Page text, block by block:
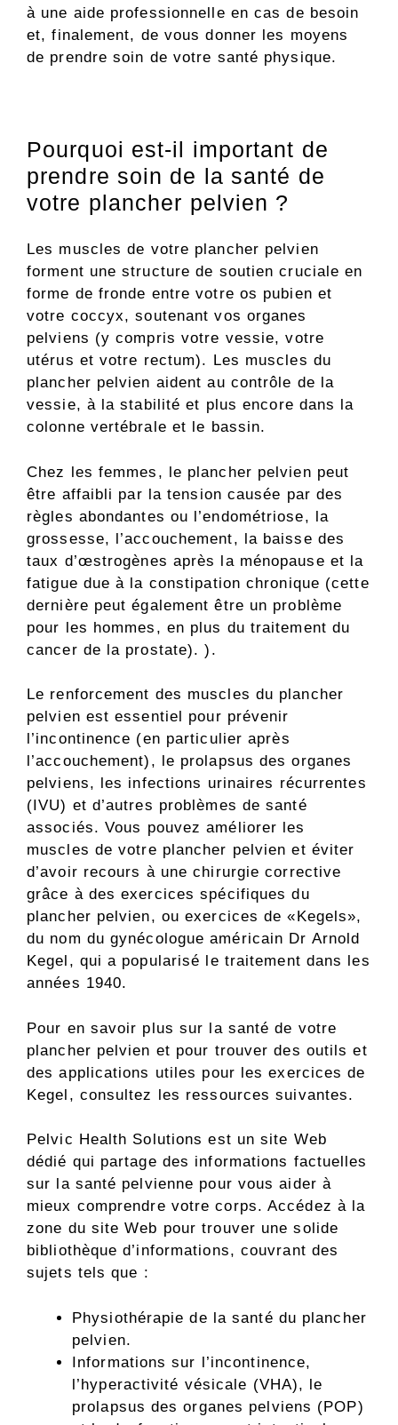
à une aide professionnelle en cas de besoin
et, finalement, de vous donner les moyens
de prendre soin de votre santé physique.
Pourquoi est-il important de
prendre soin de la santé de
votre plancher pelvien ?
Les muscles de votre plancher pelvien
forment une structure de soutien cruciale en
forme de fronde entre votre os pubien et
votre coccyx, soutenant vos organes
pelviens (y compris votre vessie, votre
utérus et votre rectum). Les muscles du
plancher pelvien aident au contrôle de la
vessie, à la stabilité et plus encore dans la
colonne vertébrale et le bassin.
Chez les femmes, le plancher pelvien peut
être affaibli par la tension causée par des
règles abondantes ou l’endométriose, la
grossesse, l’accouchement, la baisse des
taux d’œstrogènes après la ménopause et la
fatigue due à la constipation chronique (cette
dernière peut également être un problème
pour les hommes, en plus du traitement du
cancer de la prostate). ).
Le renforcement des muscles du plancher
pelvien est essentiel pour prévenir
l’incontinence (en particulier après
l’accouchement), le prolapsus des organes
pelviens, les infections urinaires récurrentes
(IVU) et d’autres problèmes de santé
associés. Vous pouvez améliorer les
muscles de votre plancher pelvien et éviter
d’avoir recours à une chirurgie corrective
grâce à des exercices spécifiques du
plancher pelvien, ou exercices de «Kegels»,
du nom du gynécologue américain Dr Arnold
Kegel, qui a popularisé le traitement dans les
années 1940.
Pour en savoir plus sur la santé de votre
plancher pelvien et pour trouver des outils et
des applications utiles pour les exercices de
Kegel, consultez les ressources suivantes.
Pelvic Health Solutions est un site Web
dédié qui partage des informations factuelles
sur la santé pelvienne pour vous aider à
mieux comprendre votre corps. Accédez à la
zone du site Web pour trouver une solide
bibliothèque d’informations, couvrant des
sujets tels que :
Physiothérapie de la santé du plancher
pelvien.
Informations sur l’incontinence,
l’hyperactivité vésicale (VHA), le
prolapsus des organes pelviens (POP)